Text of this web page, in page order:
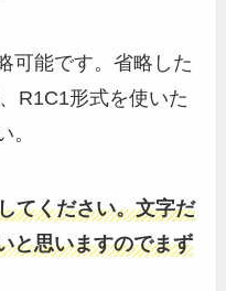
可能です。省略した
R1C1形式を使いた
。
てください。文字だ
と思いますのでまず